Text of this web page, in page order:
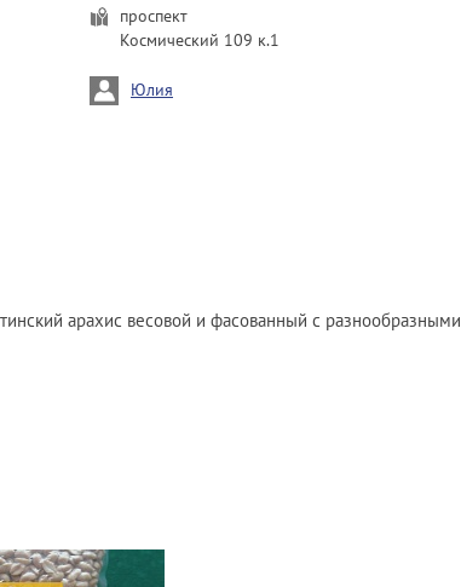
проспект
Космический 109 к.1
Юлия
арахис весовой и фасованный с разнообразными